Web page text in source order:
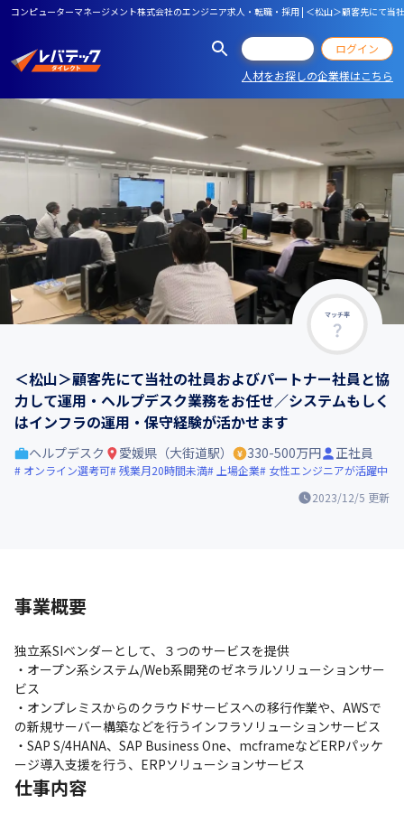
コンピューターマネージメント株式会社のエンジニア求人・転職・採用 | ＜松山＞顧客先にて
ログイン
人材をお探しの企業様はこちら
マッチ率
＜松山＞顧客先にて当社の社員およびパートナー社員と協
力して運用・ヘルプデスク業務をお任せ／システムもしく
はインフラの運用・保守経験が活かせます
2023/12/5 更新
ヘルプデスク 愛媛県（大街道駅） 330-500万円 正社員
オンライン選考可 残業月20時間未満 上場企業 女性エンジニアが活躍中
事業概要
独立系SIベンダーとして、３つのサービスを提供
・オープン系システム/Web系開発のゼネラルソリューションサー
ビス
・オンプレミスからのクラウドサービスへの移行作業や、AWSで
の新規サーバー構築などを行うインフラソリューションサービス
・SAP S/4HANA、SAP Business One、mcframeなどERPパッケ
ージ導入支援を行う、ERPソリューションサービス
仕事内容